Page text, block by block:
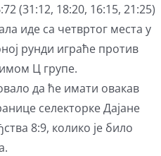
(31:12, 18:20, 16:15, 21:25)
иде са четвртог места у
рунди играће против
Ц групе.
да ће имати овакав
селекторке Дајане
8:9, колико је било